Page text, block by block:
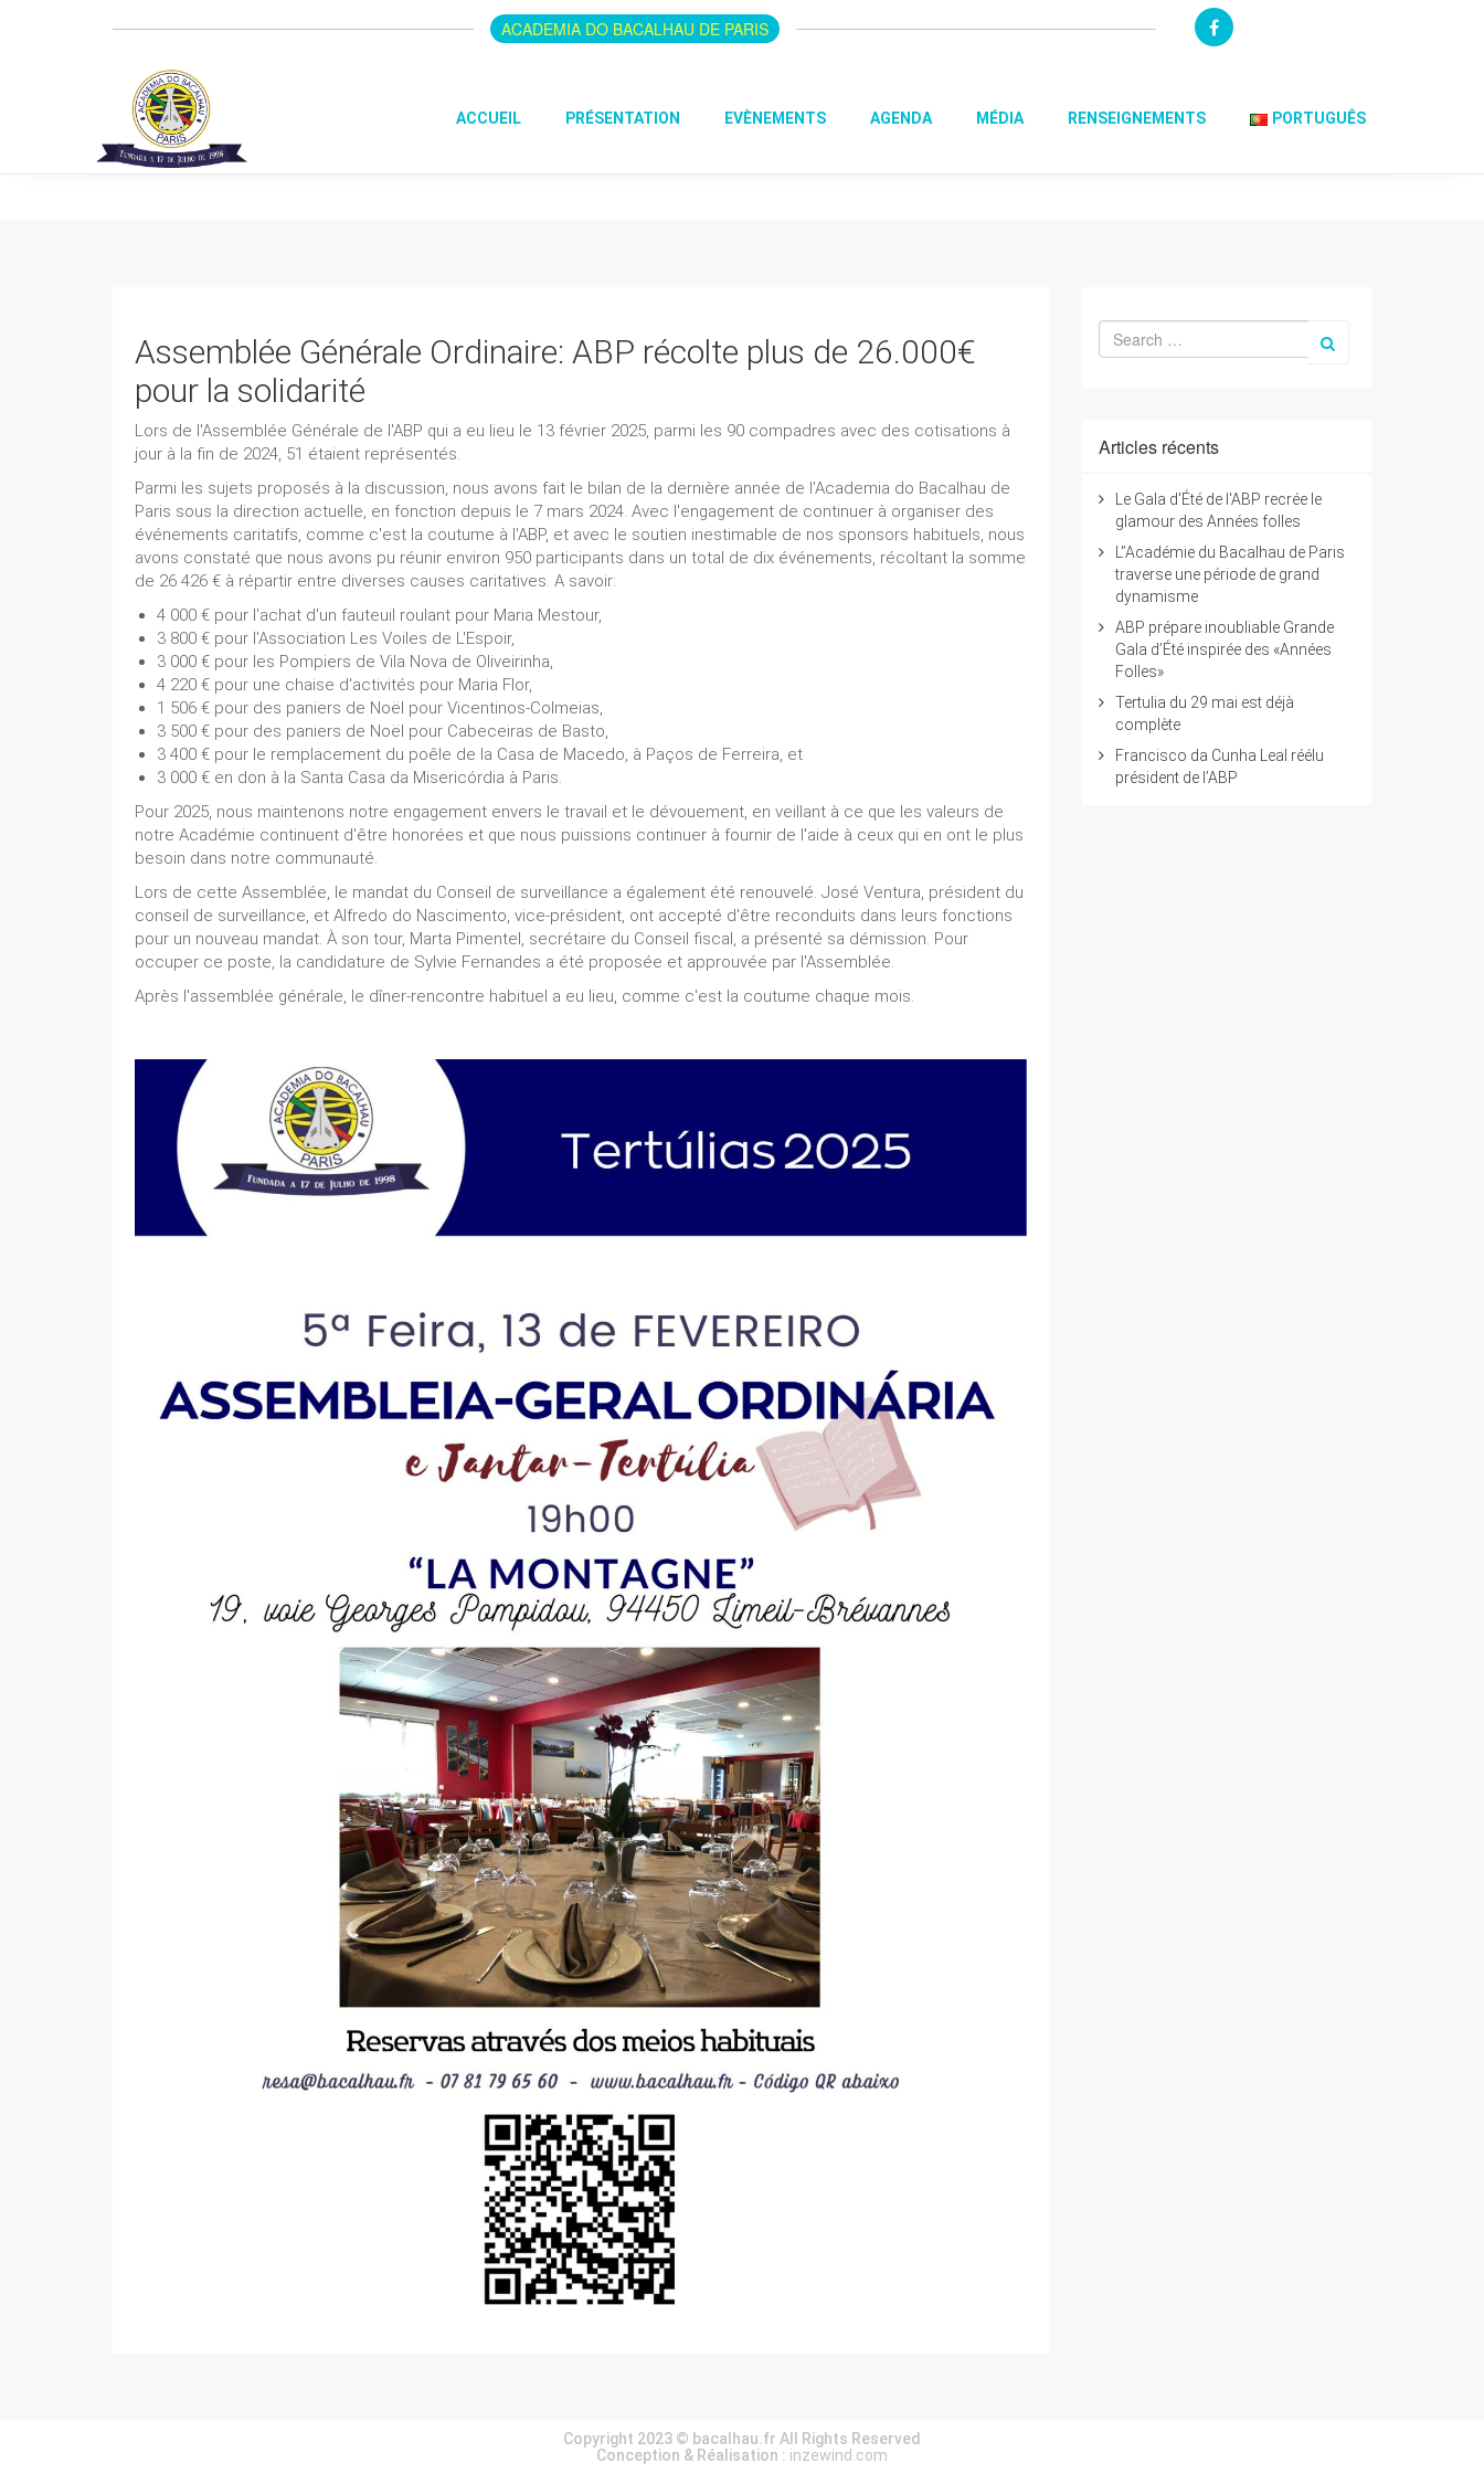
ACADEMIA DO BACALHAU DE PARIS
ACCUEIL PRÉSENTATION EVÈNEMENTS AGENDA MÉDIA RENSEIGNEMENTS PORTUGUÊS
Assemblée Générale Ordinaire: ABP récolte plus de 26.000€
pour la solidarité
Lors de l'Assemblée Générale de l'ABP qui a eu lieu le 13 février 2025, parmi les 90 compadres avec des cotisations à
jour à la fin de 2024, 51 étaient représentés.
Parmi les sujets proposés à la discussion, nous avons fait le bilan de la dernière année de l'Academia do Bacalhau de
Paris sous la direction actuelle, en fonction depuis le 7 mars 2024. Avec l'engagement de continuer à organiser des
événements caritatifs, comme c'est la coutume à l'ABP, et avec le soutien inestimable de nos sponsors habituels, nous
avons constaté que nous avons pu réunir environ 950 participants dans un total de dix événements, récoltant la somme
de 26 426 € à répartir entre diverses causes caritatives. A savoir:
4 000 € pour l'achat d'un fauteuil roulant pour Maria Mestour,
3 800 € pour l'Association Les Voiles de L'Espoir,
3 000 € pour les Pompiers de Vila Nova de Oliveirinha,
4 220 € pour une chaise d'activités pour Maria Flor,
1 506 € pour des paniers de Noël pour Vicentinos-Colmeias,
3 500 € pour des paniers de Noël pour Cabeceiras de Basto,
3 400 € pour le remplacement du poêle de la Casa de Macedo, à Paços de Ferreira, et
3 000 € en don à la Santa Casa da Misericórdia à Paris.
Pour 2025, nous maintenons notre engagement envers le travail et le dévouement, en veillant à ce que les valeurs de
notre Académie continuent d'être honorées et que nous puissions continuer à fournir de l'aide à ceux qui en ont le plus
besoin dans notre communauté.
Lors de cette Assemblée, le mandat du Conseil de surveillance a également été renouvelé. José Ventura, président du
conseil de surveillance, et Alfredo do Nascimento, vice-président, ont accepté d'être reconduits dans leurs fonctions
pour un nouveau mandat. À son tour, Marta Pimentel, secrétaire du Conseil fiscal, a présenté sa démission. Pour
occuper ce poste, la candidature de Sylvie Fernandes a été proposée et approuvée par l'Assemblée.
Après l'assemblée générale, le dîner-rencontre habituel a eu lieu, comme c'est la coutume chaque mois.
Articles récents
Le Gala d'Été de l'ABP recrée le
glamour des Années folles
L'’Académie du Bacalhau de Paris
traverse une période de grand
dynamisme
ABP prépare inoubliable Grande
Gala d’Été inspirée des «Années
Folles»
Tertulia du 29 mai est déjà
complète
Francisco da Cunha Leal réélu
président de l’ABP
Copyright 2023 © bacalhau.fr All Rights Reserved
Conception & Réalisation : inzewind.com